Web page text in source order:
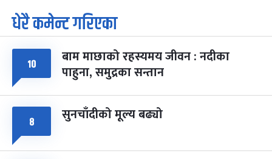
७
आइत
पूर्णिमा व्रत
चैत्र ७, २०८३-Mar 21, 2027
८ फागुपूर्णिमा
चैत्र ८, २०८३-Mar 22, 2027
७ महिना बाँकी
धेरै कमेन्ट गरिएका
१० बाम माछाको रहस्यमय जीवन : नदीका
पाहुना, समुद्रका सन्तान
८ सुनचाँदीको मूल्य बढ्यो